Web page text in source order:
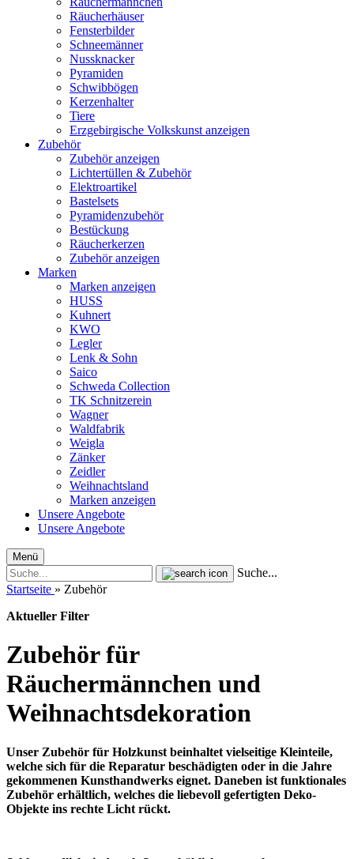
Räucherhäuser
Fensterbilder
Schneemänner
Nussknacker
Pyramiden
Schwibbögen
Kerzenhalter
Tiere
Erzgebirgische Volkskunst anzeigen
Zubehör
Zubehör anzeigen
Lichtertüllen & Zubehör
Elektroartikel
Bastelsets
Pyramidenzubehör
Bestückung
Räucherkerzen
Zubehör anzeigen
Marken
Marken anzeigen
HUSS
Kuhnert
KWO
Legler
Lenk & Sohn
Saico
Schweda Collection
TK Schnitzerein
Wagner
Waldfabrik
Weigla
Zänker
Zeidler
Weihnachtsland
Marken anzeigen
Unsere Angebote
Unsere Angebote
Menü
Suche...
Startseite » Zubehör
Aktueller Filter
Zubehör für
Räuchermännchen und
Weihnachtsdekoration
Unser Zubehör für Holzkunst beinhaltet vielseitige Kleinteile,
welche sich für die Reparatur beschädigten oder in die Jahre
gekommenen Kunsthandwerks eignet. Daneben ist funktionales
Zubehör erhältlich, welches die liebevoll gefertigten Deko-
Objekte ins rechte Licht rückt.